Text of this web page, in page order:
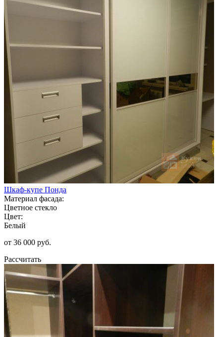
Шкаф-купе Понда
Материал фасада:
Цветное стекло
Цвет:
Белый
от 36 000 руб.
Рассчитать